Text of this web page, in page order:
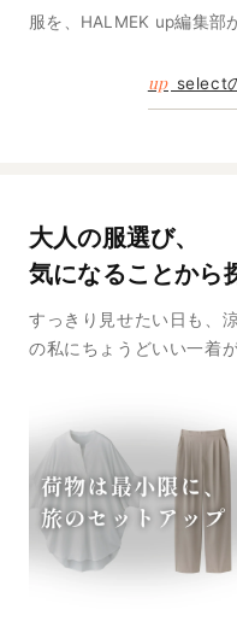
服を、HALMEK up編集部
up select
大人の服選び、
気になることから
すっきり見せたい日も、
の私にちょうどいい一着